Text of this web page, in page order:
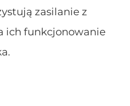
zasilanie z
ich funkcjonowanie